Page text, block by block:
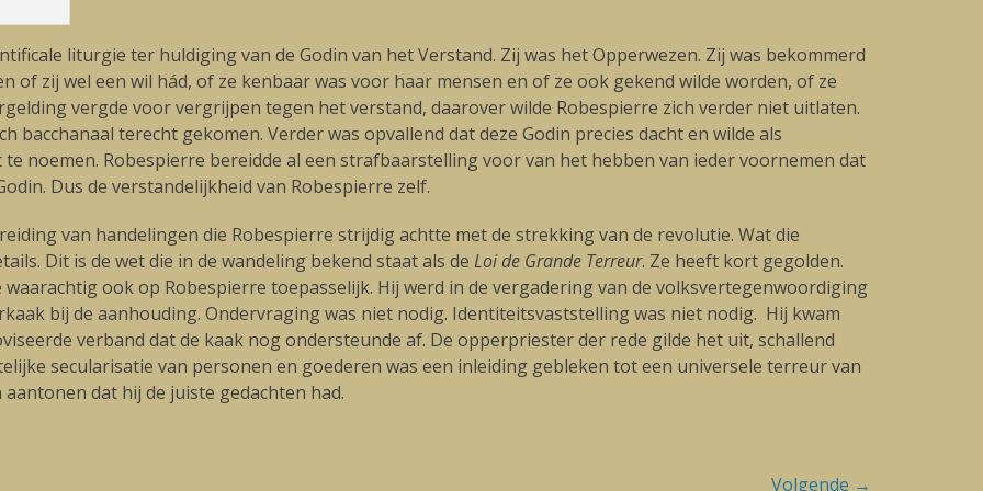
liturgie ter huldiging van de Godin van het Verstand. Zij was het Opperwezen. Zij was bekommerd
of zij wel een wil hád, of ze kenbaar was voor haar mensen en of ze ook gekend wilde worden, of ze
vergde voor vergrijpen tegen het verstand, daarover wilde Robespierre zich verder niet uitlaten.
bacchanaal terecht gekomen. Verder was opvallend dat deze Godin precies dacht en wilde als
noemen. Robespierre bereidde al een strafbaarstelling voor van het hebben van ieder voornemen dat
Dus de verstandelijkheid van Robespierre zelf.
van handelingen die Robespierre strijdig achtte met de strekking van de revolutie. Wat die
Dit is de wet die in de wandeling bekend staat als de Loi de Grande Terreur. Ze heeft kort gegolden.
waarachtig ook op Robespierre toepasselijk. Hij werd in de vergadering van de volksvertegenwoordiging
bij de aanhouding. Ondervraging was niet nodig. Identiteitsvaststelling was niet nodig. Hij kwam
verband dat de kaak nog ondersteunde af. De opperpriester der rede gilde het uit, schallend
secularisatie van personen en goederen was een inleiding gebleken tot een universele terreur van
dat hij de juiste gedachten had.
Volgende →